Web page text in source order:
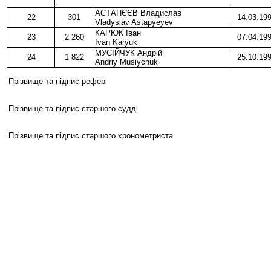
22 301
АСТАПЄЄВ Владислав
Vladyslav Astapyeyev
23 2 260
КАРЮК Іван
Ivan Karyuk
24 1 822
МУСІЙЧУК Андрій
Andriy Musiychuk
Прізвище та підпис рефері
Прізвище та підпис старшого судді
Прізвище та підпис старшого хронометриста